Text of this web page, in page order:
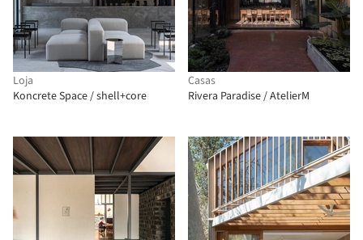
Loja
Koncrete Space / shell+core
Casas
Rivera Paradise / AtelierM